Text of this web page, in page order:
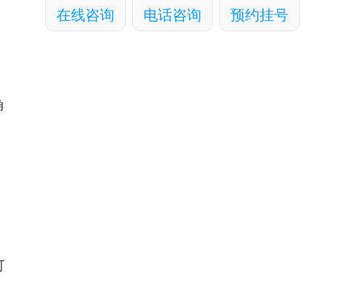
在线咨询 电话咨询 预约挂号